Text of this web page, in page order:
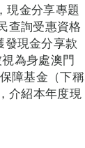
現金分享專題
查詢受惠資格
發現金分享款
為身處澳門
障基金（下稱
介紹本年度現